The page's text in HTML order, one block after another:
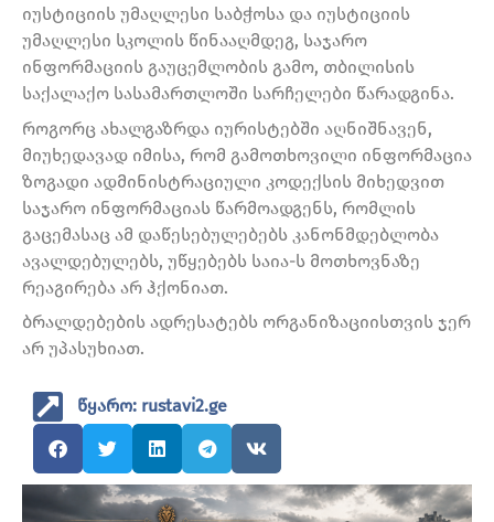
იუსტიციის უმაღლესი საბჭოსა და იუსტიციის
უმაღლესი სკოლის წინააღმდეგ, საჯარო
ინფორმაციის გაუცემლობის გამო, თბილისის
საქალაქო სასამართლოში სარჩელები წარადგინა.
როგორც ახალგაზრდა იურისტებში აღნიშნავენ,
მიუხედავად იმისა, რომ გამოთხოვილი ინფორმაცია
ზოგადი ადმინისტრაციული კოდექსის მიხედვით
საჯარო ინფორმაციას წარმოადგენს, რომლის
გაცემასაც ამ დაწესებულებებს კანონმდებლობა
ავალდებულებს, უწყებებს საია-ს მოთხოვნაზე
რეაგირება არ ჰქონიათ.
ბრალდებების ადრესატებს ორგანიზაციისთვის ჯერ
არ უპასუხიათ.
წყარო: rustavi2.ge